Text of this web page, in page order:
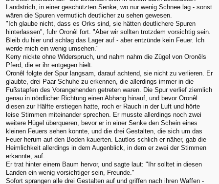
Landstrich, in einer geschützten Senke, wo nur wenig Schnee lag - sonst
wären die Spuren vermutlich deutlicher zu sehen gewesen.
"Ich glaube nicht, dass es Orks sind, sie hätten deutlichere Spuren
hinterlassen", fuhr Oronêl fort. "Aber wir sollten trotzdem vorsichtig sein.
Bleib du hier und schlag das Lager auf - aber entzünde kein Feuer. Ich
werde mich ein wenig umsehen."
Kerry nickte ohne Widerspruch, und nahm nahm die Zügel von Oronêls
Pferd, die er ihr entgegen hielt.
Oronêl folgte der Spur langsam, darauf achtend, sie nicht zu verlieren. Er
glaubte, drei Paar Schuhe zu erkennen, die allerdings immer in die
Fußstapfen des Vorangehenden getreten waren. Die Spur verlief ziemlich
genau in nördlicher Richtung einen Abhang hinauf, und bevor Oronêl
diesen zur Hälfte erstiegen hatte, roch er Rauch in der Luft und hörte
leise Stimmen miteinander sprechen. Er musste allerdings noch zwei
weitere Hügel überqueren, bevor er in einer Senke den Schein eines
kleinen Feuers sehen konnte, und die drei Gestalten, die sich um das
Feuer herum auf den Boden kauerten. Lautlos schlich er näher, gab die
Heimlichkeit allerdings in dem Augenblick, in dem er zwei der Stimmen
erkannte, auf.
Er trat hinter einem Baum hervor, und sagte laut: "Ihr solltet in diesen
Landen ein wenig vorsichtiger sein, Freunde."
Sofort sprangen alle drei Gestalten auf und griffen nach ihren Waffen -